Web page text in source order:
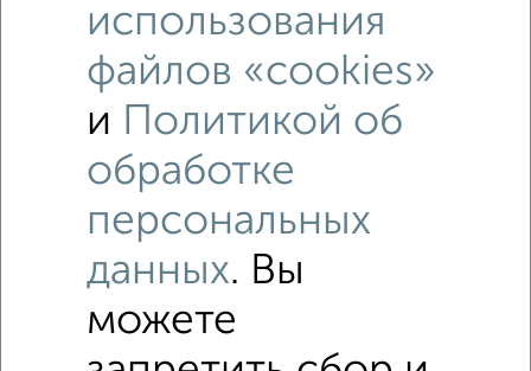
Помещение свободного назначения, 50 м²
в месяц
Лихославльская 1А
Собственник, 18.11.2021
использования
файлов «cookies»
и
Политикой об
обработке
персональных
данных. Вы
можете